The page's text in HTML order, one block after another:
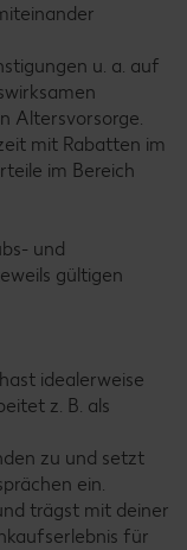
u. a. auf
Altersvorsorge.
mit Rabatten im
im Bereich
und
gültigen
idealerweise
z. B. als
zu und setzt
ein.
trägst mit deiner
für